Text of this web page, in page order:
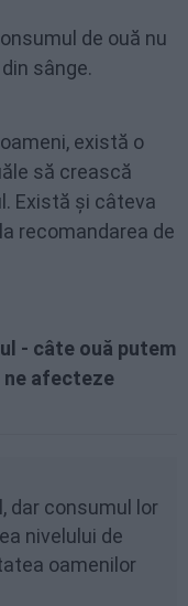
de ouă nu
sânge.
există o
să crească
Există și câteva
recomandarea de
- câte ouă putem
ne afecteze
dar consumul lor
nivelului de
oamenilor